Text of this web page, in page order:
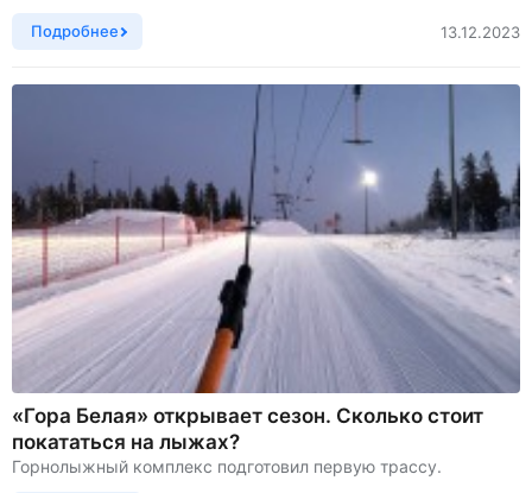
Подробнее 13.12.2023
«Гора Белая» открывает сезон. Сколько стоит
покататься на лыжах?
Горнолыжный комплекс подготовил первую трассу.